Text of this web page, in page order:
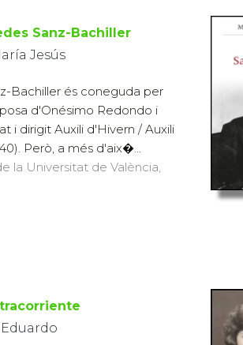
Sanz-Bachiller
Jesús
Bachiller és coneguda per
d'Onésimo Redondo i
i dirigit Auxili d'Hivern / Auxili
Però, a més d'aix�...
la Universitat de València,